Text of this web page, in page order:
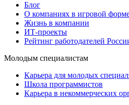
Блог
О компаниях в игровой
Жизнь в компании
ИТ-проекты
Рейтинг работодателей
Молодым специалистам
Карьера для молодых
Школа программистов
Карьера в некоммерческих